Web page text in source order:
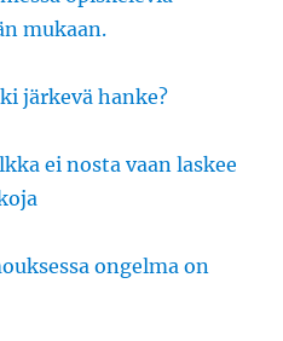
mukaan.
järkevä hanke?
ei nosta vaan laskee
ongelma on